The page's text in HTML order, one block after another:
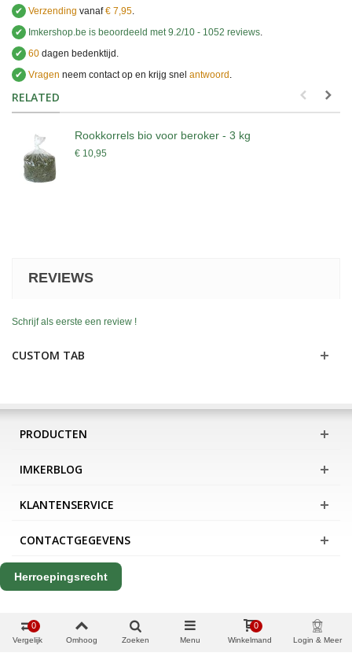
✔ Verzending vanaf€ 7,95.
✔
Imkershop.be is beoordeeld met9.2/10 - 1052 reviews.
✔ 60 dagen bedenktijd.
✔ Vragen neem contact op en krijg snel antwoord .
RELATED
Rookkorrels bio voor beroker - 3 kg
€ 10,95
REVIEWS
Schrijf als eerste een review !
CUSTOM TAB
PRODUCTEN
IMKERBLOG
KLANTENSERVICE
CONTACTGEGEVENS
Herroepingsrecht
Vergelijk
0
Omhoog Zoeken Menu Winkelmand
0
Login & Meer